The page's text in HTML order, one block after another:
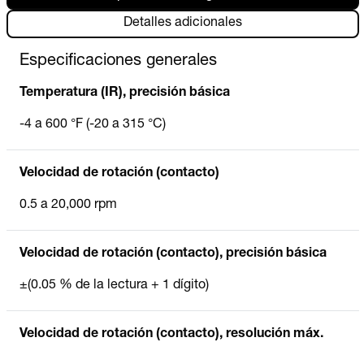
Detalles adicionales
Especificaciones generales
Temperatura (IR), precisión básica
-4 a 600 °F (-20 a 315 °C)
Velocidad de rotación (contacto)
0.5 a 20,000 rpm
Velocidad de rotación (contacto), precisión básica
±(0.05 % de la lectura + 1 dígito)
Velocidad de rotación (contacto), resolución máx.